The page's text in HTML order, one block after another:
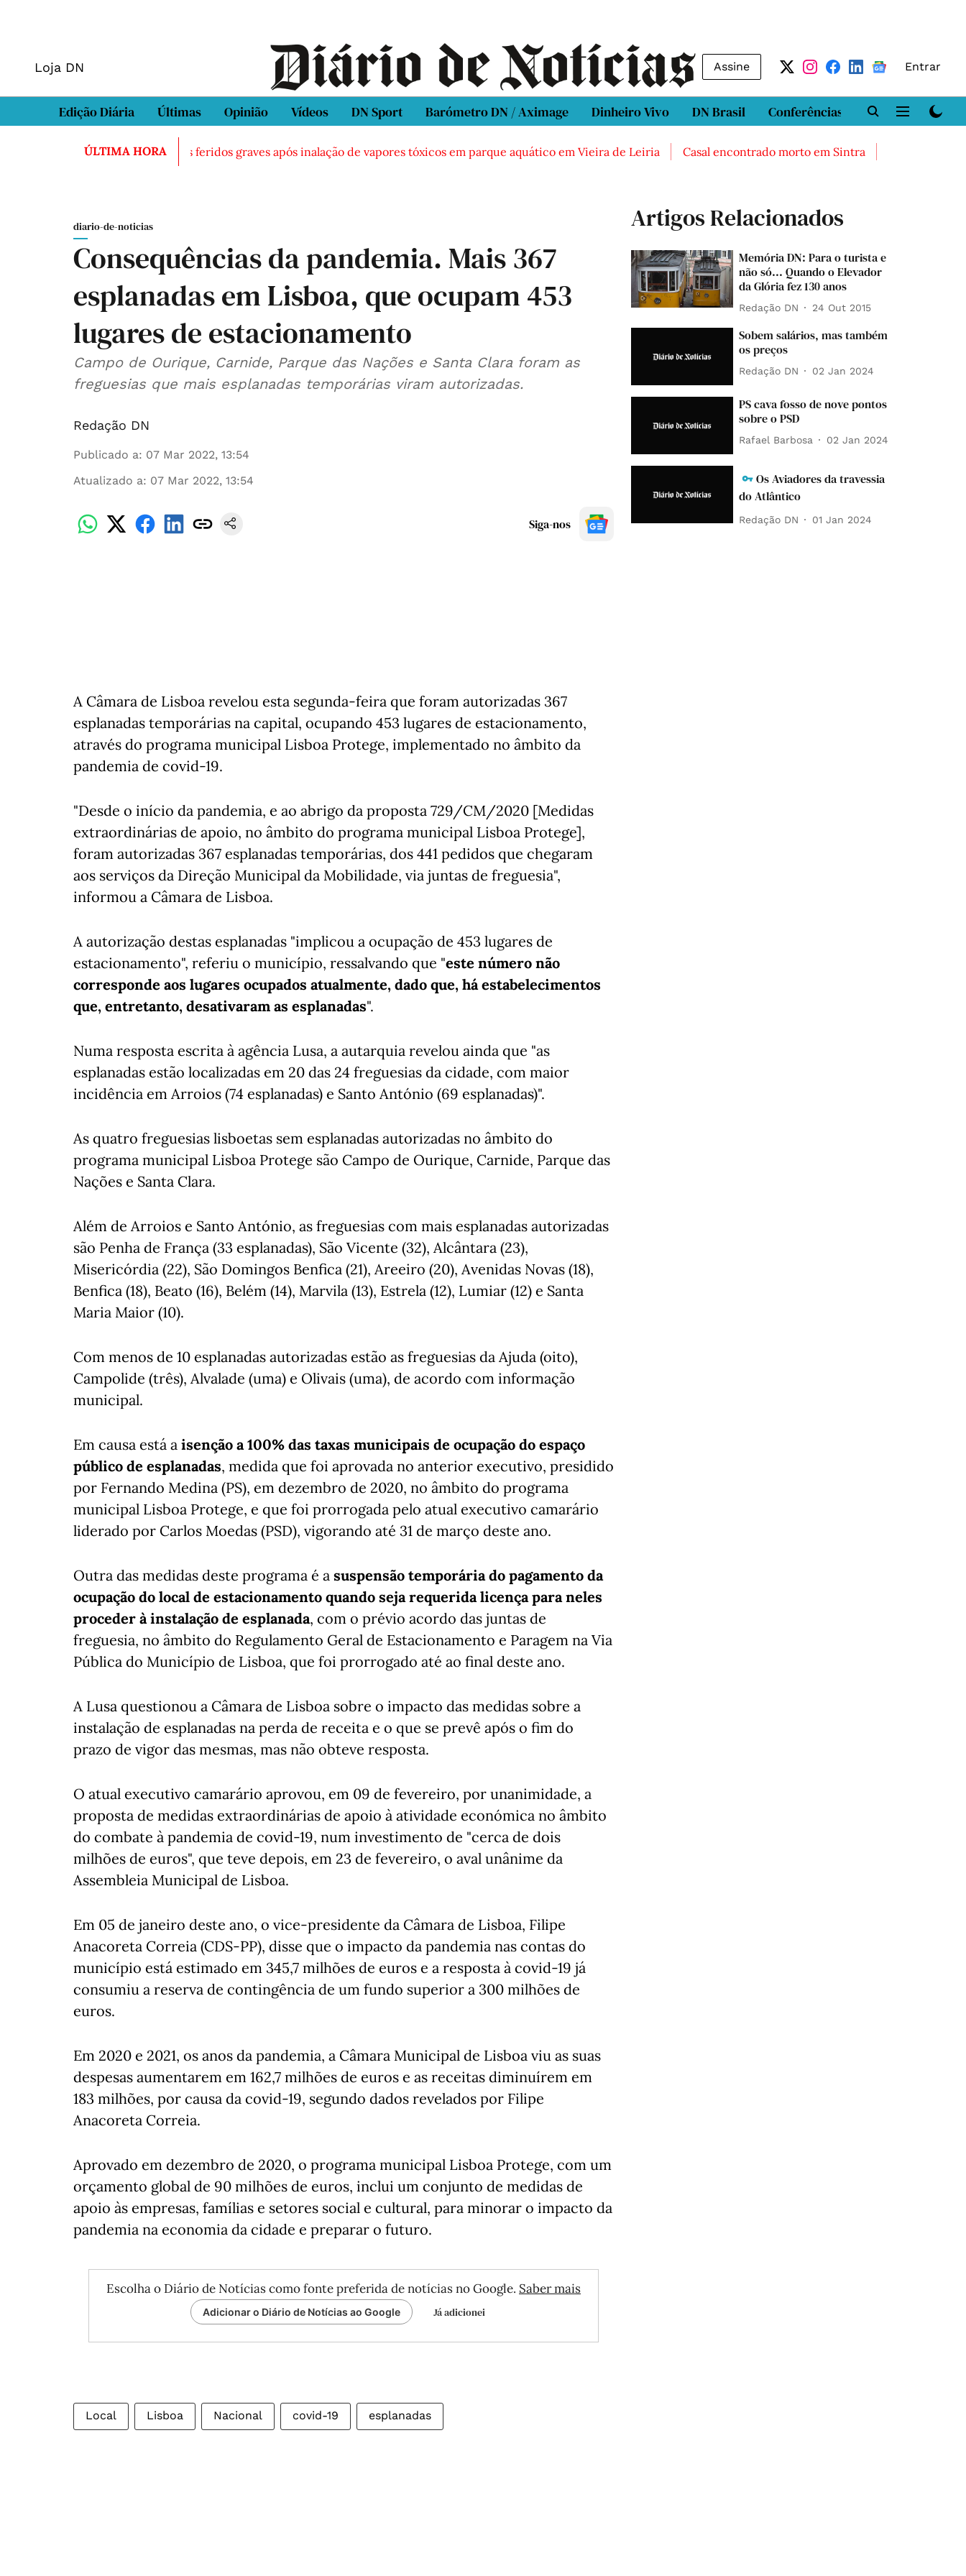
Loja DN Assine Entrar
Edição Diária Últimas Opinião Vídeos DN Sport Barómetro DN / Aximage Dinheiro Vivo DN Brasil Conferências DN LAB
ÚLTIMA HORA
morto em Sintra Três feridos graves após inalação de vapores tóxicos em parque aquático em Vieira de Leiria Casal encontrado morto em Sintra Três feridos graves
diario-de-noticias
Consequências da pandemia. Mais 367
esplanadas em Lisboa, que ocupam 453
lugares de estacionamento
Campo de Ourique, Carnide, Parque das Nações e Santa Clara foram as
freguesias que mais esplanadas temporárias viram autorizadas.
Redação DN
Publicado a: 07 Mar 2022, 13:54
Atualizado a: 07 Mar 2022, 13:54
Siga-nos
A Câmara de Lisboa revelou esta segunda-feira que foram autorizadas 367
esplanadas temporárias na capital, ocupando 453 lugares de estacionamento,
através do programa municipal Lisboa Protege, implementado no âmbito da
pandemia de covid-19.
"Desde o início da pandemia, e ao abrigo da proposta 729/CM/2020 [Medidas
extraordinárias de apoio, no âmbito do programa municipal Lisboa Protege],
foram autorizadas 367 esplanadas temporárias, dos 441 pedidos que chegaram
aos serviços da Direção Municipal da Mobilidade, via juntas de freguesia",
informou a Câmara de Lisboa.
A autorização destas esplanadas "implicou a ocupação de 453 lugares de
estacionamento", referiu o município, ressalvando que "este número não
corresponde aos lugares ocupados atualmente, dado que, há estabelecimentos
que, entretanto, desativaram as esplanadas".
Numa resposta escrita à agência Lusa, a autarquia revelou ainda que "as
esplanadas estão localizadas em 20 das 24 freguesias da cidade, com maior
incidência em Arroios (74 esplanadas) e Santo António (69 esplanadas)".
As quatro freguesias lisboetas sem esplanadas autorizadas no âmbito do
programa municipal Lisboa Protege são Campo de Ourique, Carnide, Parque das
Nações e Santa Clara.
Além de Arroios e Santo António, as freguesias com mais esplanadas autorizadas
são Penha de França (33 esplanadas), São Vicente (32), Alcântara (23),
Misericórdia (22), São Domingos Benfica (21), Areeiro (20), Avenidas Novas (18),
Benfica (18), Beato (16), Belém (14), Marvila (13), Estrela (12), Lumiar (12) e Santa
Maria Maior (10).
Com menos de 10 esplanadas autorizadas estão as freguesias da Ajuda (oito),
Campolide (três), Alvalade (uma) e Olivais (uma), de acordo com informação
municipal.
Em causa está a isenção a 100% das taxas municipais de ocupação do espaço
público de esplanadas, medida que foi aprovada no anterior executivo, presidido
por Fernando Medina (PS), em dezembro de 2020, no âmbito do programa
municipal Lisboa Protege, e que foi prorrogada pelo atual executivo camarário
liderado por Carlos Moedas (PSD), vigorando até 31 de março deste ano.
Outra das medidas deste programa é a suspensão temporária do pagamento da
ocupação do local de estacionamento quando seja requerida licença para neles
proceder à instalação de esplanada, com o prévio acordo das juntas de
freguesia, no âmbito do Regulamento Geral de Estacionamento e Paragem na Via
Pública do Município de Lisboa, que foi prorrogado até ao final deste ano.
A Lusa questionou a Câmara de Lisboa sobre o impacto das medidas sobre a
instalação de esplanadas na perda de receita e o que se prevê após o fim do
prazo de vigor das mesmas, mas não obteve resposta.
O atual executivo camarário aprovou, em 09 de fevereiro, por unanimidade, a
proposta de medidas extraordinárias de apoio à atividade económica no âmbito
do combate à pandemia de covid-19, num investimento de "cerca de dois
milhões de euros", que teve depois, em 23 de fevereiro, o aval unânime da
Assembleia Municipal de Lisboa.
Em 05 de janeiro deste ano, o vice-presidente da Câmara de Lisboa, Filipe
Anacoreta Correia (CDS-PP), disse que o impacto da pandemia nas contas do
município está estimado em 345,7 milhões de euros e a resposta à covid-19 já
consumiu a reserva de contingência de um fundo superior a 300 milhões de
euros.
Em 2020 e 2021, os anos da pandemia, a Câmara Municipal de Lisboa viu as suas
despesas aumentarem em 162,7 milhões de euros e as receitas diminuírem em
183 milhões, por causa da covid-19, segundo dados revelados por Filipe
Anacoreta Correia.
Aprovado em dezembro de 2020, o programa municipal Lisboa Protege, com um
orçamento global de 90 milhões de euros, inclui um conjunto de medidas de
apoio às empresas, famílias e setores social e cultural, para minorar o impacto da
pandemia na economia da cidade e preparar o futuro.
Escolha o Diário de Notícias como fonte preferida de notícias no Google. Saber mais
Adicionar o Diário de Notícias ao Google Já adicionei
Local Lisboa Nacional covid-19 esplanadas
Artigos Relacionados
Memória DN: Para o turista e
não só... Quando o Elevador
da Glória fez 130 anos
Redação DN 24 Out 2015
Sobem salários, mas também
os preços
Redação DN 02 Jan 2024
PS cava fosso de nove pontos
sobre o PSD
Rafael Barbosa 02 Jan 2024
Os Aviadores da travessia
do Atlântico
Redação DN 01 Jan 2024